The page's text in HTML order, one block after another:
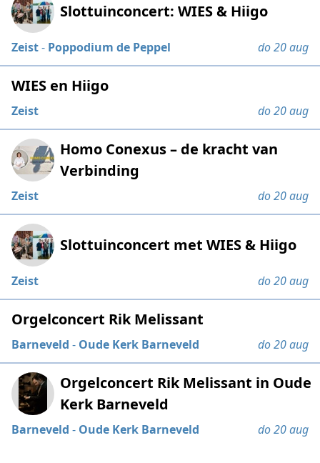
Slottuinconcert: WIES & Hiigo
Zeist- Poppodium de Peppel do 20 aug
WIES en Hiigo
Zeist do 20 aug
Homo Conexus – de kracht van
Verbinding
Zeist do 20 aug
Slottuinconcert met WIES & Hiigo
Zeist do 20 aug
Orgelconcert Rik Melissant
Barneveld - Oude Kerk Barneveld do 20 aug
Orgelconcert Rik Melissant in Oude
Kerk Barneveld
Barneveld - Oude Kerk Barneveld do 20 aug